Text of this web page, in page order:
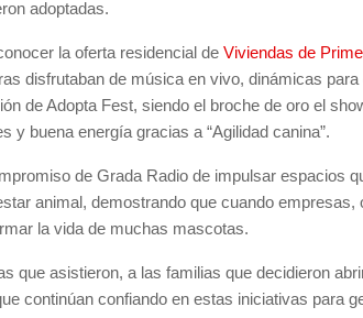
adoptadas.
la oferta residencial de Viviendas de
disfrutaban de música en vivo, dinámicas
de Adopta Fest, siendo el broche de oro el
y buena energía gracias a “Agilidad canina”.
de Grada Radio de impulsar espacios
animal, demostrando que cuando
la vida de muchas mascotas.
que asistieron, a las familias que decidieron
continúan confiando en estas iniciativas para